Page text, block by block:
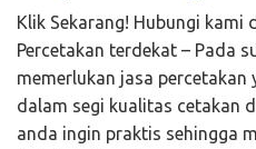
Klik Sekarang! Hubungi kami
Percetakan terdekat – Pada
memerlukan jasa
dalam segi kualitas cetakan
anda ingin praktis sehingga